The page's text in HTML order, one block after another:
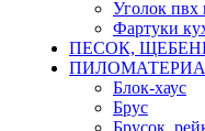
Уголок пвх
Фартуки
ПЕСОК,
Блок-хаус
Брус
Брусок,